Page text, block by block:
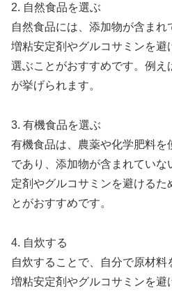
2. 自然食品を選ぶ
自然食品には、添加物が含まれ
増粘安定剤やグルコサミンを避
選ぶことがおすすめです。例
が挙げられます。
3. 有機食品を選ぶ
有機食品は、農薬や化学肥料を
であり、添加物が含まれてい
定剤やグルコサミンを避けるた
とがおすすめです。
4. 自炊する
自炊することで、自分で原材料
増粘安定剤やグルコサミンを避